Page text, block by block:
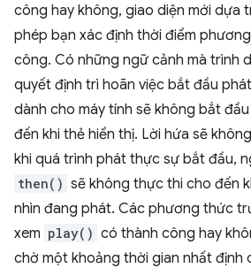
công hay không, giao diện mới dựa
phép bạn xác định thời điểm
công. Có những ngữ cảnh mà trình
quyết định trì hoãn việc bắt đầu
dành cho máy tính sẽ không bắt
đến khi thẻ hiển thị. Lời hứa sẽ
khi quá trình phát thực sự bắt đầu,
then() sẽ không thực thi cho đến
nhìn đang phát. Các phương thức
xem play() có thành công hay
chờ một khoảng thời gian nhất định